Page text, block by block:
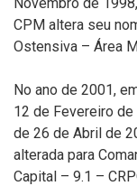
CPM altera seu
Ostensiva – Área
No ano de 2001,
12 de Fevereiro
de 26 de Abril de
alterada para
Capital – 9.1 –